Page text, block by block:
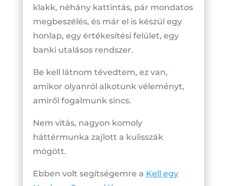
klakk, néhány kattintás, pár mondatos
megbeszélés, és már el is készül egy
honlap, egy értékesítési felület, egy
banki utalásos rendszer.
Be kell látnom tévedtem, ez van,
amikor olyanról alkotunk véleményt,
amiről fogalmunk sincs.
Nem vitás, nagyon komoly
háttérmunka zajlott a kulisszák
mögött.
Ebben volt segítségemre a Kell egy